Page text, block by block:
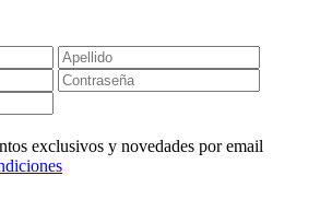
exclusivos y novedades por email